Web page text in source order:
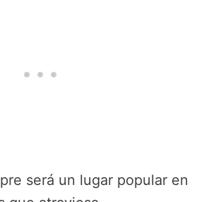
será un lugar popular en